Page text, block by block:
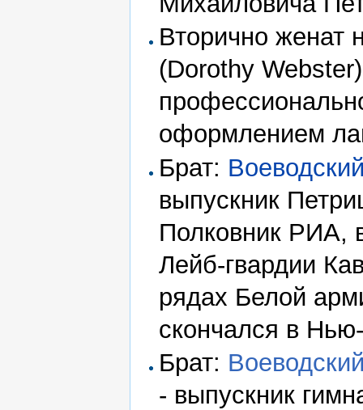
Вторично женат
(Dorothy
оформлением
Брат:
выпускник
Полковник РИА,
Лейб-гвардии
рядах Белой
скончался в
Брат:
- выпускник